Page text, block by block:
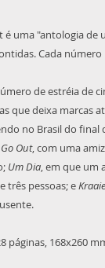
é uma "antologia de
Cada
de estréia de
que deixa marcas
no Brasil do final
Out, com uma
Um Dia, em que um
três pessoas; e
páginas, 168x260